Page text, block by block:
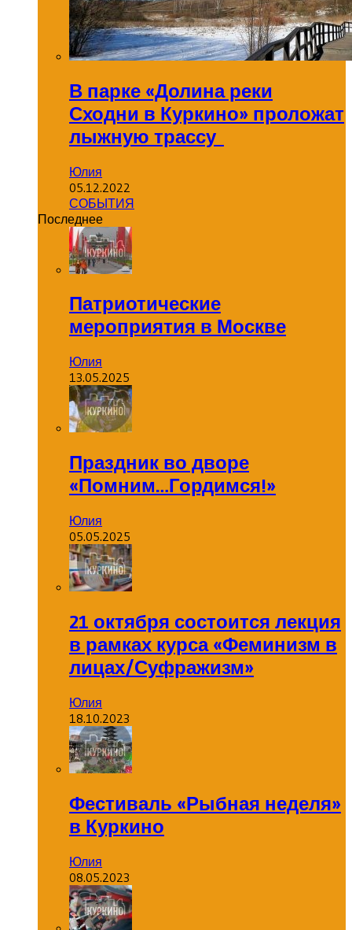
В парке «Долина реки
Сходни в Куркино» проложат
лыжную трассу
Юлия
05.12.2022
СОБЫТИЯ
Последнее
Патриотические
мероприятия в Москве
Юлия
13.05.2025
Праздник во дворе
«Помним…Гордимся!»
Юлия
05.05.2025
21 октября состоится лекция
в рамках курса «Феминизм в
лицах/Суфражизм»
Юлия
18.10.2023
Фестиваль «Рыбная неделя»
в Куркино
Юлия
08.05.2023